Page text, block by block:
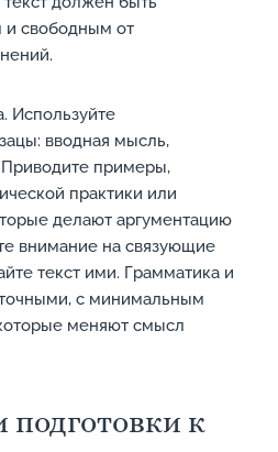
и свободным от
Используйте
вводная мысль,
Приводите примеры,
практики или
делают аргументацию
внимание на связующие
текст ими. Грамматика и
с минимальным
меняют смысл
подготовки к